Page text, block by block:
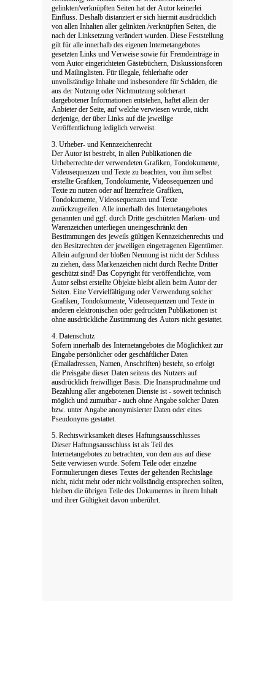
gelinkten/verknüpften Seiten hat der Autor keinerlei
Einfluss. Deshalb distanziert er sich hiermit ausdrücklich
von allen Inhalten aller gelinkten /verknüpften Seiten, die
nach der Linksetzung verändert wurden. Diese Feststellung
gilt für alle innerhalb des eigenen Internetangebotes
gesetzten Links und Verweise sowie für Fremdeinträge in
vom Autor eingerichteten Gästebüchern, Diskussionsforen
und Mailinglisten. Für illegale, fehlerhafte oder
unvollständige Inhalte und insbesondere für Schäden, die
aus der Nutzung oder Nichtnutzung solcherart
dargebotener Informationen entstehen, haftet allein der
Anbieter der Seite, auf welche verwiesen wurde, nicht
derjenige, der über Links auf die jeweilige
Veröffentlichung lediglich verweist.
3. Urheber- und Kennzeichenrecht
Der Autor ist bestrebt, in allen Publikationen die
Urheberrechte der verwendeten Grafiken, Tondokumente,
Videosequenzen und Texte zu beachten, von ihm selbst
erstellte Grafiken, Tondokumente, Videosequenzen und
Texte zu nutzen oder auf lizenzfreie Grafiken,
Tondokumente, Videosequenzen und Texte
zurückzugreifen. Alle innerhalb des Internetangebotes
genannten und ggf. durch Dritte geschützten Marken- und
Warenzeichen unterliegen uneingeschränkt den
Bestimmungen des jeweils gültigen Kennzeichenrechts und
den Besitzrechten der jeweiligen eingetragenen Eigentümer.
Allein aufgrund der bloßen Nennung ist nicht der Schluss
zu ziehen, dass Markenzeichen nicht durch Rechte Dritter
geschützt sind! Das Copyright für veröffentlichte, vom
Autor selbst erstellte Objekte bleibt allein beim Autor der
Seiten. Eine Vervielfältigung oder Verwendung solcher
Grafiken, Tondokumente, Videosequenzen und Texte in
anderen elektronischen oder gedruckten Publikationen ist
ohne ausdrückliche Zustimmung des Autors nicht gestattet.
4. Datenschutz
Sofern innerhalb des Internetangebotes die Möglichkeit zur
Eingabe persönlicher oder geschäftlicher Daten
(Emailadressen, Namen, Anschriften) besteht, so erfolgt
die Preisgabe dieser Daten seitens des Nutzers auf
ausdrücklich freiwilliger Basis. Die Inanspruchnahme und
Bezahlung aller angebotenen Dienste ist - soweit technisch
möglich und zumutbar - auch ohne Angabe solcher Daten
bzw. unter Angabe anonymisierter Daten oder eines
Pseudonyms gestattet.
5. Rechtswirksamkeit dieses Haftungsausschlusses
Dieser Haftungsausschluss ist als Teil des
Internetangebotes zu betrachten, von dem aus auf diese
Seite verwiesen wurde. Sofern Teile oder einzelne
Formulierungen dieses Textes der geltenden Rechtslage
nicht, nicht mehr oder nicht vollständig entsprechen sollten,
bleiben die übrigen Teile des Dokumentes in ihrem Inhalt
und ihrer Gültigkeit davon unberührt.